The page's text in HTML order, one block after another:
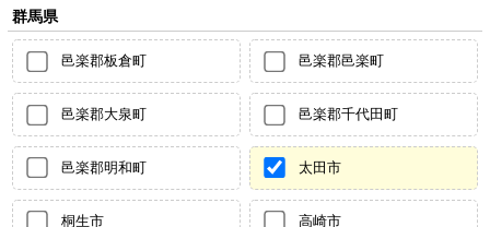
群馬県
邑楽郡板倉町 邑楽郡邑楽町
邑楽郡大泉町 邑楽郡千代田町
邑楽郡明和町 太田市
桐生市 高崎市